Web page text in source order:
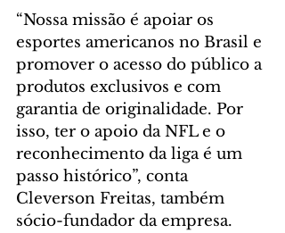
“Nossa missão é apoiar os
esportes americanos no Brasil e
promover o acesso do público a
produtos exclusivos e com
garantia de originalidade. Por
isso, ter o apoio da NFL e o
reconhecimento da liga é um
passo histórico”, conta
Cleverson Freitas, também
sócio-fundador da empresa.